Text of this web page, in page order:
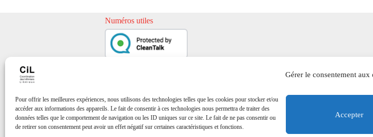
Gérer le consentement aux
Pour offrir les meilleures expériences, nous utilisons des technologies telles que les cookies pour stocker et/ou
accéder aux informations des appareils. Le fait de consentir à ces technologies nous permettra de traiter des
données telles que le comportement de navigation ou les ID uniques sur ce site. Le fait de ne pas consentir ou
de retirer son consentement peut avoir un effet négatif sur certaines caractéristiques et fonctions.
Accepter
Numéros utiles